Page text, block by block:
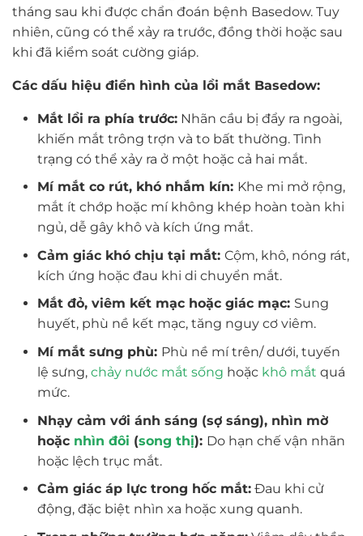
tháng sau khi được chẩn đoán bệnh Basedow. Tuy
nhiên, cũng có thể xảy ra trước, đồng thời hoặc sau
khi đã kiểm soát cường giáp.
Các dấu hiệu điển hình của lồi mắt Basedow:
Mắt lồi ra phía trước:Nhãn cầu bị đẩy ra ngoài,
khiến mắt trông trợn và to bất thường. Tình
trạng có thể xảy ra ở một hoặc cả hai mắt.
Mí mắt co rút, khó nhắm kín: Khe mi mở rộng,
mắt ít chớp hoặc mí không khép hoàn toàn khi
ngủ, dễ gây khô và kích ứng mắt.
Cảm giác khó chịu tại mắt: Cộm, khô, nóng rát,
kích ứng hoặc đau khi di chuyển mắt.
Mắt đỏ, viêm kết mạc hoặc giác mạc: Sung
huyết, phù nề kết mạc, tăng nguy cơ viêm.
Mí mắt sưng phù: Phù nề mí trên/ dưới, tuyến
lệ sưng, chảy nước mắt sống hoặc khô mắt quá
mức.
Nhạy cảm với ánh sáng (sợ sáng), nhìn mờ
hoặc nhìn đôi (song thị): Do hạn chế vận nhãn
hoặc lệch trục mắt.
Cảm giác áp lực trong hốc mắt:Đau khi cử
động, đặc biệt nhìn xa hoặc xung quanh.